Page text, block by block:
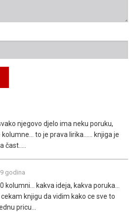
njegovo djelo ima neku poruku,
to je prava lirika...... knjiga je
čast.....
godina
kolumni... kakva ideja, kakva poruka...
knjigu da vidim kako ce sve to
pricu...